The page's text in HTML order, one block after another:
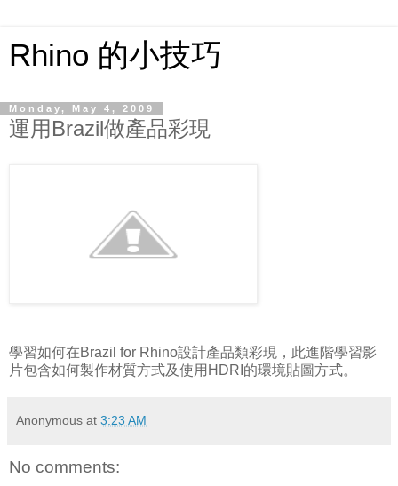
Rhino 的小技巧
Monday, May 4, 2009
運用Brazil做產品彩現
學習如何在Brazil for Rhino設計產品類彩現，此進階學習影
片包含如何製作材質方式及使用HDRI的環境貼圖方式。
Anonymous at 3:23 AM
No comments: